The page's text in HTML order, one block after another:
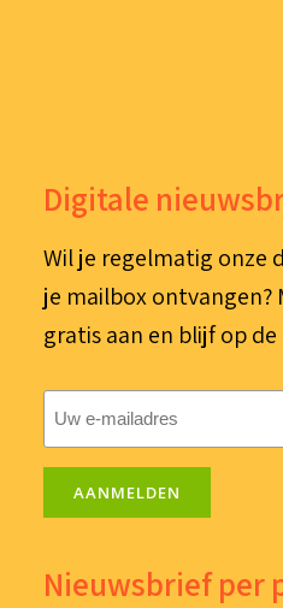
Digitale
Wil je regelmatig onze
je mailbox ontvangen?
gratis aan en blijf op
AANMELDEN
Nieuwsbrief per